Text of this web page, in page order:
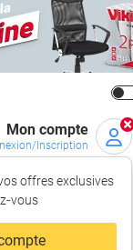
Mon compte
Inscription
offres exclusives
de bureau